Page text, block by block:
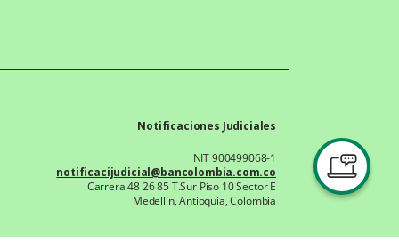
Notificaciones Judiciales
NIT 900499068-1
notificacijudicial@bancolombia.com.co
Carrera 48 26 85 T.Sur Piso 10 Sector E
Medellín, Antioquia, Colombia